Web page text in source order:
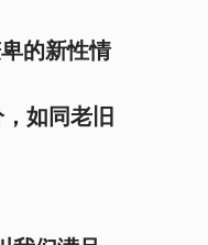
的新性情
如同老旧